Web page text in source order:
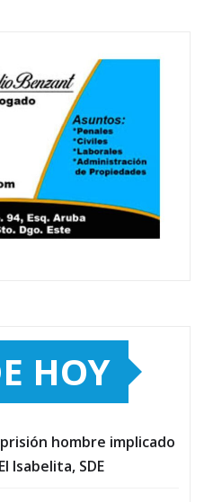
HOY
hombre implicado
Isabelita, SDE